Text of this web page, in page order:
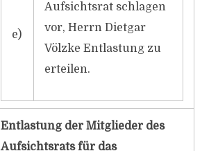
e)
Aufsichtsrat schlagen
vor, Herrn Dietgar
Völzke Entlastung zu
erteilen.
Entlastung der Mitglieder des
Aufsichtsrats für das